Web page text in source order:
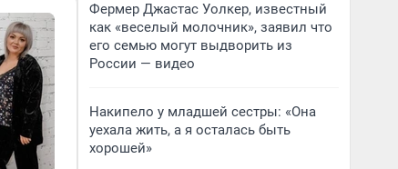
Фермер Джастас Уолкер, известный
как «веселый молочник», заявил что
его семью могут выдворить из
России — видео
Накипело у младшей сестры: «Она
уехала жить, а я осталась быть
хорошей»